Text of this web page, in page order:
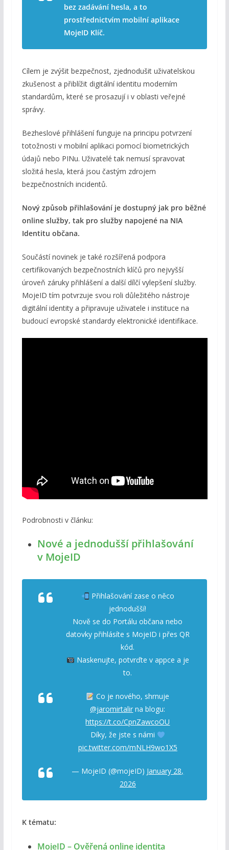
bez zadávání hesla, a to
prostřednictvím mobilní aplikace
MojeID Klíč.
Cílem je zvýšit bezpečnost, zjednodušit uživatelskou
zkušenost a přiblížit digitální identitu moderním
standardům, které se prosazují i v oblasti veřejné
správy.
Bezheslové přihlášení funguje na principu potvrzení
totožnosti v mobilní aplikaci pomocí biometrických
údajů nebo PINu. Uživatelé tak nemusí spravovat
složitá hesla, která jsou častým zdrojem
bezpečnostních incidentů.
Nový způsob přihlašování je dostupný jak pro běžné
online služby, tak pro služby napojené na NIA
Identitu občana.
Součástí novinek je také rozšířená podpora
certifikovaných bezpečnostních klíčů pro nejvyšší
úroveň záruky přihlášení a další dílčí vylepšení služby.
MojeID tím potvrzuje svou roli důležitého nástroje
digitální identity a připravuje uživatele i instituce na
budoucí evropské standardy elektronické identifikace.
Podrobnosti v článku:
Nové a jednodušší přihlašování
v MojeID
Přihlašování zase o něco
jednodušší!
Nově se do Portálu občana nebo
datovky přihlásíte s MojeID i přes QR
kód.
Naskenujte, potvrďte v appce a je
to.
Co je nového, shrnuje
@jaromirtalir na blogu:
https://t.co/CpnZawcoOU
Díky, že jste s námi
pic.twitter.com/mNLH9wo1X5
— MojeID (@mojeID) January 28,
2026
K tématu:
MojeID – Ověřená online identita